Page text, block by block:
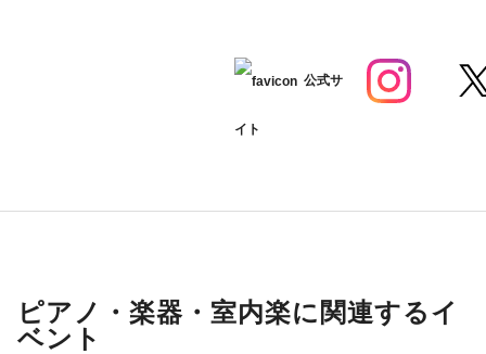
公式サ
イト
ピアノ・楽器・室内楽に関連するイ
ベント